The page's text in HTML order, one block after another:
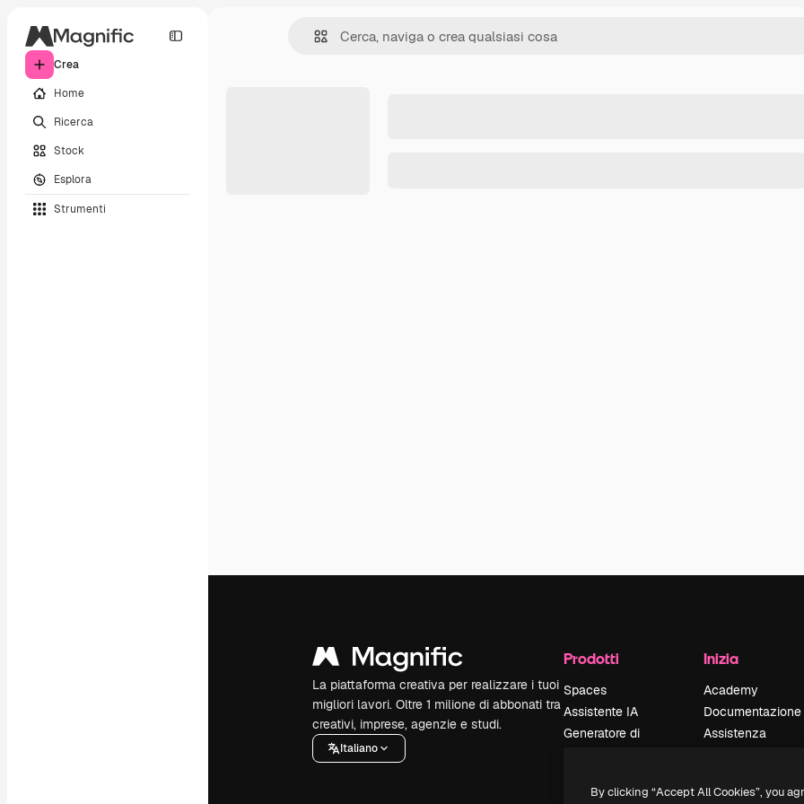
Crea
Home
Ricerca
Stock
Esplora
Strumenti
La piattaforma creativa per realizzare i tuoi
migliori lavori. Oltre 1 milione di abbonati tra
creativi, imprese, agenzie e studi.
Italiano
Prodotti
Spaces
Assistente IA
Generatore di
Inizia
Academy
Documentazione
Assistenza
Politica sulla
By clicking “Accept All Cookies”, you